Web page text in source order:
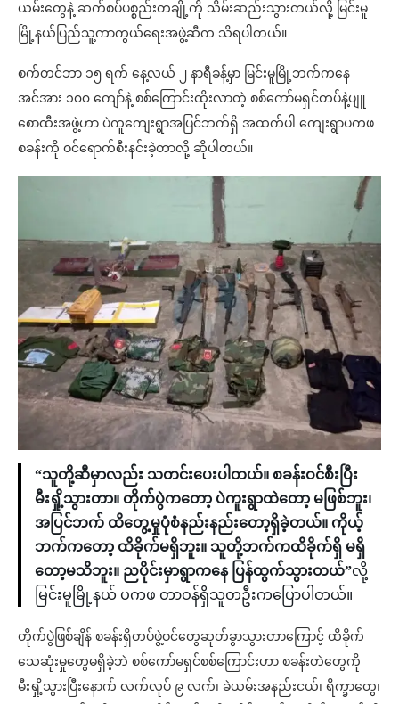
ယမ်းတွေနဲ့ ဆက်စပ်ပစ္စည်းတချို့ကို သိမ်းဆည်းသွားတယ်လို့ မြင်းမူ
မြို့နယ်ပြည်သူ့ကာကွယ်ရေးအဖွဲ့ဆီက သိရပါတယ်။
စက်တင်ဘာ ၁၅ ရက် နေ့လယ် ၂ နာရီခန့်မှာ မြင်းမူမြို့ဘက်ကနေ
အင်အား ၁၀၀ ကျော်နဲ့ စစ်ကြောင်းထိုးလာတဲ့ စစ်ကော်မရှင်တပ်နဲ့ပျူ
စောထီးအဖွဲ့ဟာ ပဲကူကျေးရွာအပြင်ဘက်ရှိ အထက်ပါ ကျေးရွာပကဖ
စခန်းကို ဝင်ရောက်စီးနင်းခဲ့တာလို့ ဆိုပါတယ်။
“သူတို့ဆီမှာလည်း သတင်းပေးပါတယ်။ စခန်းဝင်စီးပြီး
မီးရှို့သွားတာ။ တိုက်ပွဲကတော့ ပဲကူးရွာထဲတော့ မဖြစ်ဘူး၊
အပြင်ဘက် ထိတွေ့မှုပုံစံနည်းနည်းတော့ရှိခဲ့တယ်။ ကိုယ့်
ဘက်ကတော့ ထိခိုက်မရှိဘူး။ သူတို့ဘက်ကထိခိုက်ရှိ မရှိ
တော့မသိဘူး။ ညပိုင်းမှာရွာကနေ ပြန်ထွက်သွားတယ်”လို့
မြင်းမူမြို့နယ် ပကဖ တာဝန်ရှိသူတဦးကပြောပါတယ်။
တိုက်ပွဲဖြစ်ချိန် စခန်းရှိတပ်ဖွဲ့ဝင်တွေဆုတ်ခွာသွားတာကြောင့် ထိခိုက်
သေဆုံးမှုတွေမရှိခဲ့ဘဲ စစ်ကော်မရှင်စစ်ကြောင်းဟာ စခန်းတဲတွေကို
မီးရှို့သွားပြီးနောက် လက်လုပ် ၉ လက်၊ ခဲယမ်းအနည်းငယ်၊ ရိက္ခာတွေ၊